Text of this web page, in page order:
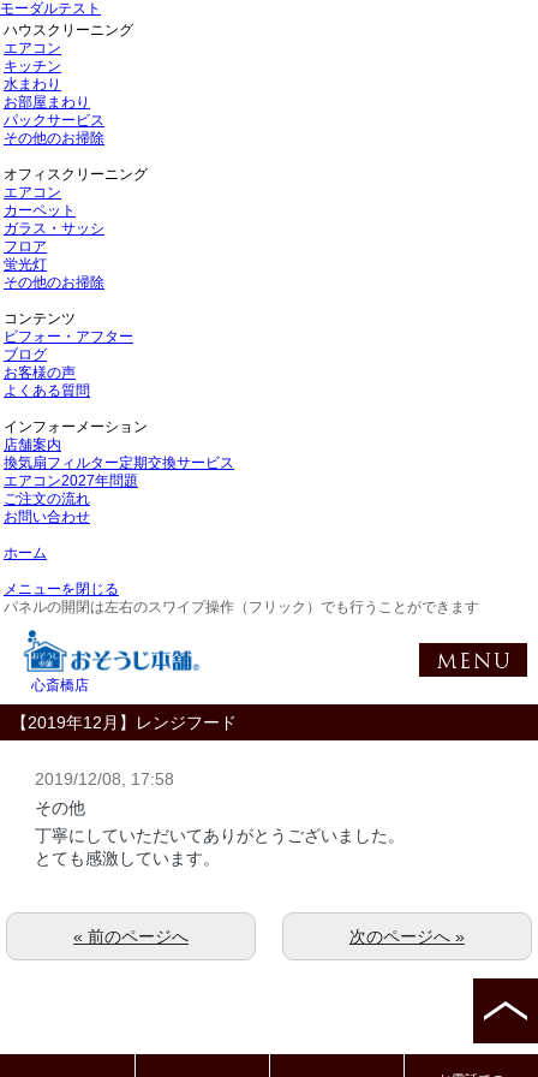
モーダルテスト
ハウスクリーニング
エアコン
キッチン
水まわり
お部屋まわり
パックサービス
その他のお掃除
オフィスクリーニング
エアコン
カーペット
ガラス・サッシ
フロア
蛍光灯
その他のお掃除
コンテンツ
ビフォー・アフター
ブログ
お客様の声
よくある質問
インフォーメーション
店舗案内
換気扇フィルター定期交換サービス
エアコン2027年問題
ご注文の流れ
お問い合わせ
ホーム
メニューを閉じる
パネルの開閉は左右のスワイプ操作（フリック）でも行うことができます
心斎橋店
【2019年12月】レンジフード
2019/12/08, 17:58
その他
丁寧にしていただいてありがとうございました。
とても感激しています。
次のページへ »
« 前のページへ